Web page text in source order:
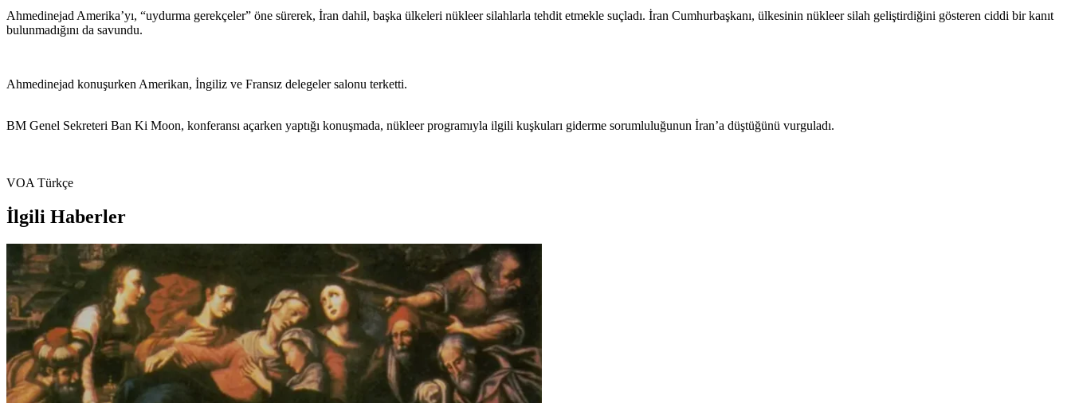
Ahmedinejad Amerika’yı, “uydurma gerekçeler” öne sürerek, İran dahil, başka ülkeleri nükleer silahlarla tehdit etmekle suçladı. İran Cumhurbaşkanı, ülkesinin nükleer silah geliştirdiğini gösteren ciddi bir kanıt
bulunmadığını da savundu.
Ahmedinejad konuşurken Amerikan, İngiliz ve Fransız delegeler salonu terketti.
BM Genel Sekreteri Ban Ki Moon, konferansı açarken yaptığı konuşmada, nükleer programıyla ilgili kuşkuları giderme sorumluluğunun İran’a düştüğünü vurguladı.
VOA Türkçe
İlgili Haberler